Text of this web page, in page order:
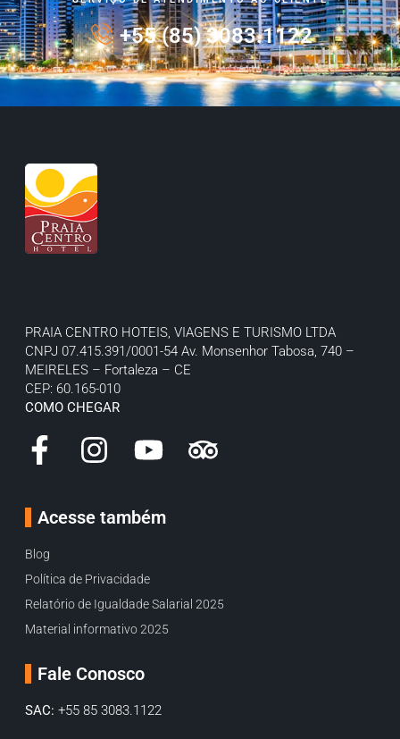
+55 (85) 3083.1122
PRAIA CENTRO HOTEIS, VIAGENS E TURISMO LTDA
CNPJ 07.415.391/0001-54 Av. Monsenhor Tabosa, 740 –
MEIRELES – Fortaleza – CE
CEP: 60.165-010
COMO CHEGAR
Acesse também
Blog
Política de Privacidade
Relatório de Igualdade Salarial 2025
Material informativo 2025
Fale Conosco
SAC: +55 85 3083.1122